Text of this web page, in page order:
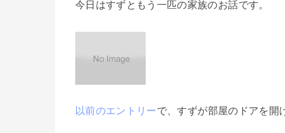
今日はすずともう一匹の家族のお話です。
以前のエントリーで、すずが部屋のドアを開